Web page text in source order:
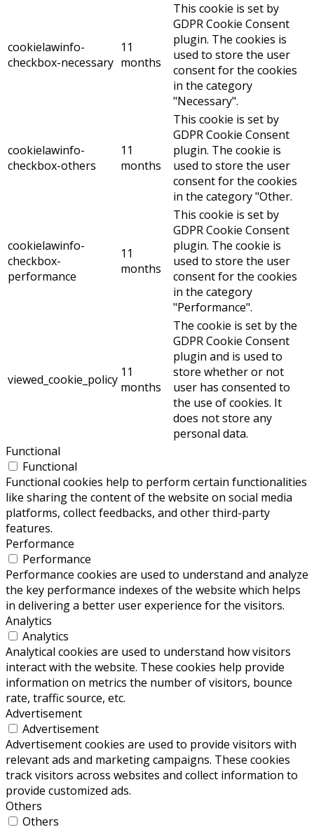
cookielawinfo-
checkbox-necessary
11
months
This cookie is set by
GDPR Cookie Consent
plugin. The cookies is
used to store the user
consent for the cookies
in the category
"Necessary".
cookielawinfo-
checkbox-others
11
months
This cookie is set by
GDPR Cookie Consent
plugin. The cookie is
used to store the user
consent for the cookies
in the category "Other.
cookielawinfo-
checkbox-
performance
11
months
This cookie is set by
GDPR Cookie Consent
plugin. The cookie is
used to store the user
consent for the cookies
in the category
"Performance".
viewed_cookie_policy 11
months
The cookie is set by the
GDPR Cookie Consent
plugin and is used to
store whether or not
user has consented to
the use of cookies. It
does not store any
personal data.
Functional
Functional
Functional cookies help to perform certain functionalities
like sharing the content of the website on social media
platforms, collect feedbacks, and other third-party
features.
Performance
Performance
Performance cookies are used to understand and analyze
the key performance indexes of the website which helps
in delivering a better user experience for the visitors.
Analytics
Analytics
Analytical cookies are used to understand how visitors
interact with the website. These cookies help provide
information on metrics the number of visitors, bounce
rate, traffic source, etc.
Advertisement
Advertisement
Advertisement cookies are used to provide visitors with
relevant ads and marketing campaigns. These cookies
track visitors across websites and collect information to
provide customized ads.
Others
Others